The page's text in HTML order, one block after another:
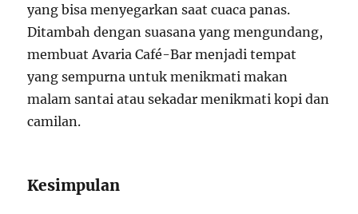
yang bisa menyegarkan saat cuaca panas.
Ditambah dengan suasana yang mengundang,
membuat Avaria Café-Bar menjadi tempat
yang sempurna untuk menikmati makan
malam santai atau sekadar menikmati kopi dan
camilan.
Kesimpulan